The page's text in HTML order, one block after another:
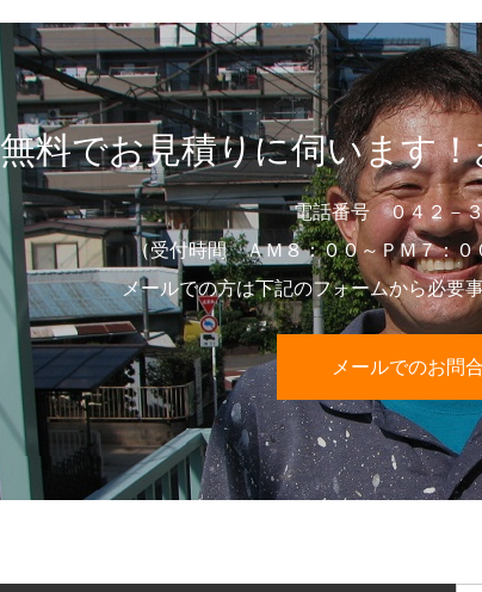
無料でお見積りに伺います
電話番号 ０４２－
（受付時間 ＡＭ８：００～ＰＭ７：０
メールでの方は下記のフォームから必要
メールでのお問